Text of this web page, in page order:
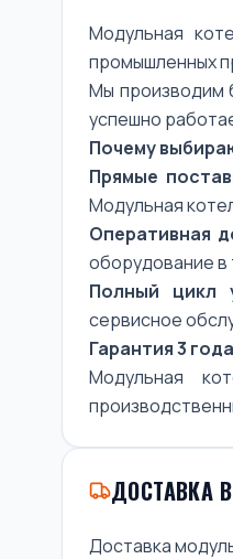
Модульная
промышленных
Мы производим
успешно
Почему
Прямые
Модульная
Оперативная
оборудование в
Полный цикл
сервисное
Гарантия 3 года
Модульная
ДОСТАВКА
Доставка